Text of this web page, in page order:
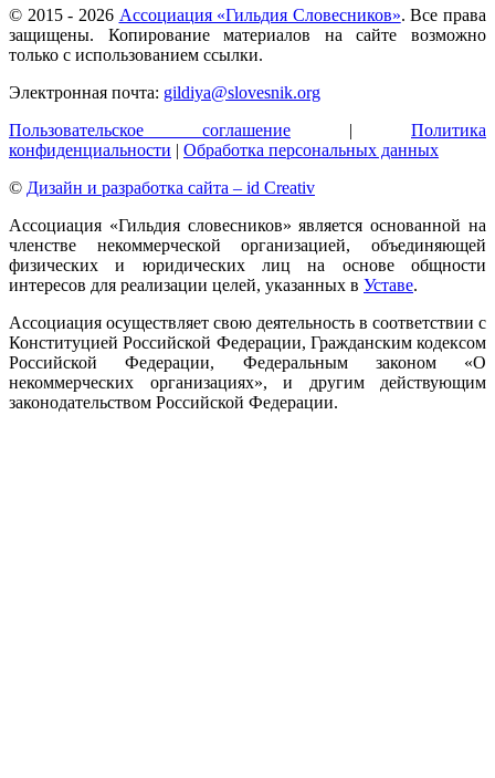
© 2015 - 2026 Ассоциация «Гильдия Словесников». Все права
защищены. Копирование материалов на сайте возможно
только с использованием ссылки.
Электронная почта: gildiya@slovesnik.org
Пользовательское соглашение | Политика
конфиденциальности | Обработка персональных данных
© Дизайн и разработка сайта – id Creativ
Ассоциация «Гильдия словесников» является основанной на
членстве некоммерческой организацией, объединяющей
физических и юридических лиц на основе общности
интересов для реализации целей, указанных в Уставе.
Ассоциация осуществляет свою деятельность в соответствии с
Конституцией Российской Федерации, Гражданским кодексом
Российской Федерации, Федеральным законом «О
некоммерческих организациях», и другим действующим
законодательством Российской Федерации.